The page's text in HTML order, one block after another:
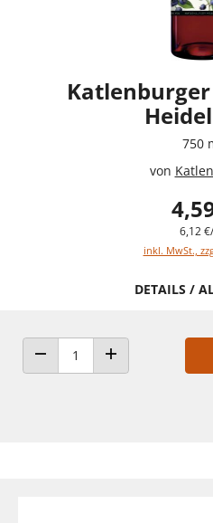
750
von
6,12
inkl. MwSt.,
DETAILS /
ANZAHL VERRINGERNANZAHL ERHÖHEN